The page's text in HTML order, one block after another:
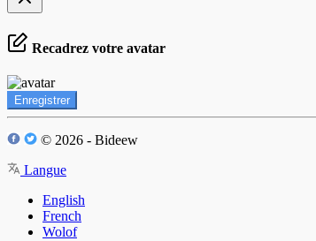
Recadrez votre avatar
Enregistrer
© 2026 - Bideew
Langue
English
French
Wolof